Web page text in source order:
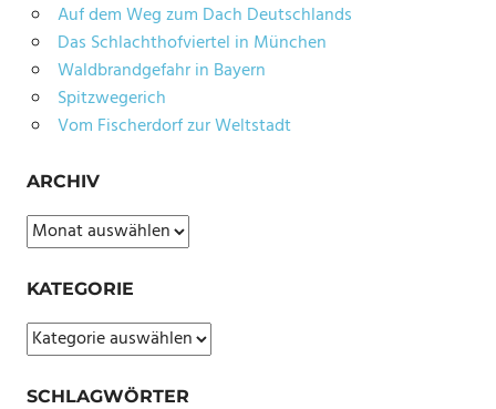
Auf dem Weg zum Dach Deutschlands
Das Schlachthofviertel in München
Waldbrandgefahr in Bayern
Spitzwegerich
Vom Fischerdorf zur Weltstadt
ARCHIV
Archiv
KATEGORIE
Kategorie
SCHLAGWÖRTER